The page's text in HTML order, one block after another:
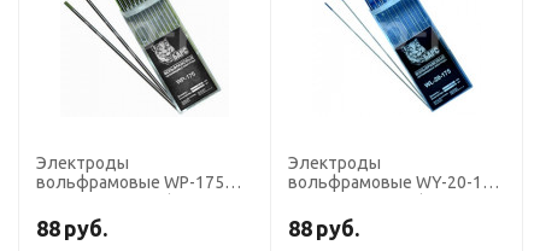
Электроды
вольфрамовые WP-175
зеленые), для ручной
сварки
88 руб.
Электроды
вольфрамовые WY-20-175
тёмно-синие), для ручной
сварки
88 руб.